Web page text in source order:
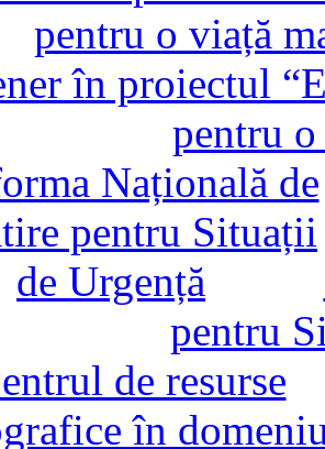
în proiectul
pentru
pentru